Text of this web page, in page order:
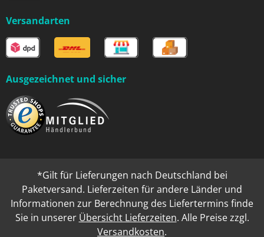
Versandarten
Ausgezeichnet und sicher
*Gilt für Lieferungen nach Deutschland bei
Paketversand. Lieferzeiten für andere Länder und
Informationen zur Berechnung des Liefertermins finde
Sie in unserer Übersicht Lieferzeiten. Alle Preise zzgl.
Versandkosten.